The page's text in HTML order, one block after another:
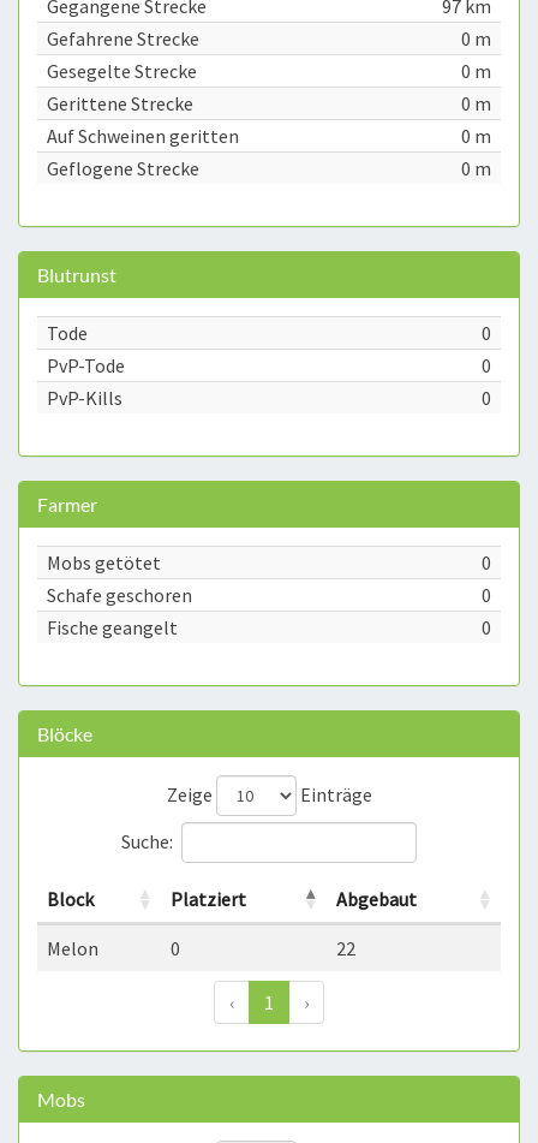
Gegangene Strecke
97 km
Gefahrene Strecke
0 m
Gesegelte Strecke
0 m
Gerittene Strecke
0 m
Auf Schweinen geritten
0 m
Geflogene Strecke
0 m
Blutrunst
Tode
0
PvP-Tode
0
PvP-Kills
0
Farmer
Mobs getötet
0
Schafe geschoren
0
Fische geangelt
0
Blöcke
Zeige
Einträge
Suche:
Block Platziert Abgebaut
Melon 0 22
‹ 1 ›
Mobs